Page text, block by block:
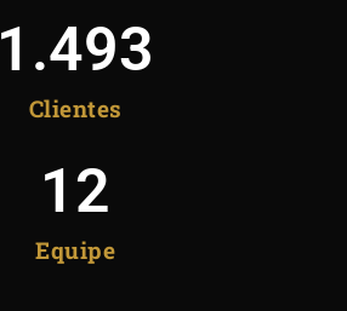
Clientes
1.493
Equipe
12